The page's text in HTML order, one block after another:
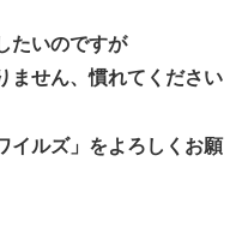
たいのですが
ません、慣れてください
イルズ」をよろしくお願